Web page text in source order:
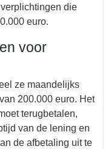
die
euro.
voor
ze maandelijks
200.000 euro. Het
terugbetalen,
van de lening en
de afbetaling uit te